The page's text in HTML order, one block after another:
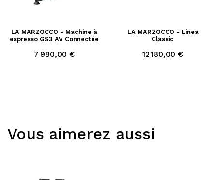
LA MARZOCCO - Machine à
espresso GS3 AV Connectée
Prix
7 980,00 €
LA MARZOCCO - Linea
Classic
Prix
12 180,00 €
Vous aimerez aussi